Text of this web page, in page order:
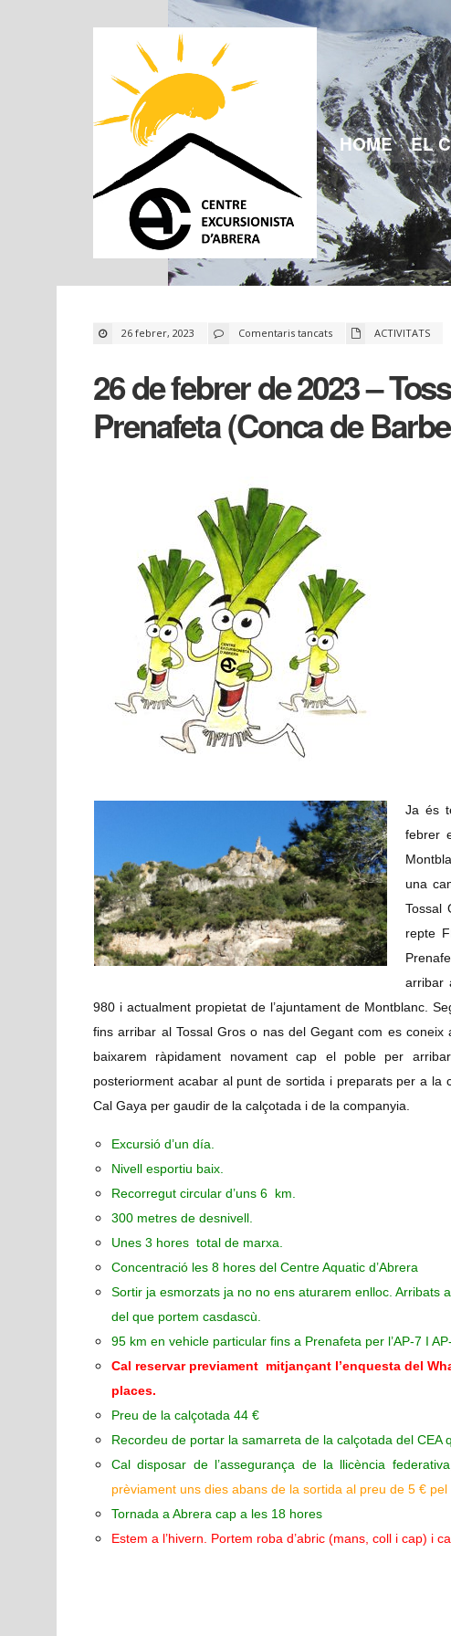
HOME EL
26 febrer, 2023 Comentaris tancatsa
2023
–
Tossal
Gros
i
calçotada
a
ACTIVITATS
26 de febrer de 2023 –
Prenafeta (Conca de
Ja és
febrer
una
Tossal
repte
arribar
980 i actualment propietat de l’ajuntament de Montblanc.
fins arribar al Tossal Gros o nas del Gegant com es
baixarem ràpidament novament cap el poble per
posteriorment acabar al punt de sortida i preparats per a la
Cal Gaya per gaudir de la calçotada i de la companyia.
Excursió d’un día.
Nivell esportiu baix.
Recorregut circular d’uns 6 km.
300 metres de desnivell.
Unes 3 hores total de marxa.
Concentració les 8 hores del Centre Aquatic d’Abrera
Sortir ja esmorzats ja no no ens aturarem enlloc. Arribats
del que portem casdascù.
95 km en vehicle particular fins a Prenafeta per l’AP-7 I
Cal reservar previament mitjançant l’enquesta del
places.
Preu de la calçotada 44 €
Recordeu de portar la samarreta de la calçotada del CEA
Cal disposar de l’assegurança de la llicència
prèviament uns dies abans de la sortida al preu de 5 €
Tornada a Abrera cap a les 18 hores
Estem a l’hivern. Portem roba d’abric (mans, coll i cap) i